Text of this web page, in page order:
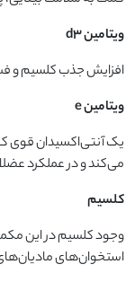
ویتامینd3
افزایش جذب کلسیم و
ویتامینe
یک آنتی‌اکسیدان قوی
می‌کند و در عملکرد
کلسیم
وجود کلسیم در این
استخوان‌های